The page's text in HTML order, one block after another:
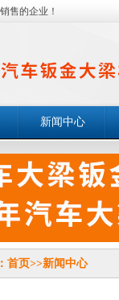
售的企业！
新闻中心
首页>>新闻中心